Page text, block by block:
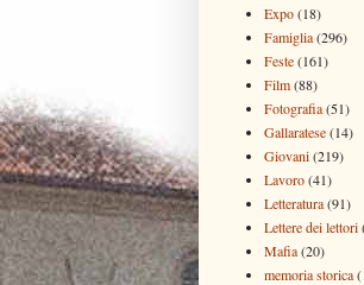
Expo(18)
Famiglia(296)
Feste(161)
Film(88)
Fotografia(51)
Gallaratese(14)
Giovani(219)
Lavoro(41)
Letteratura(91)
Lettere dei lettori
Mafia(20)
memoria storica